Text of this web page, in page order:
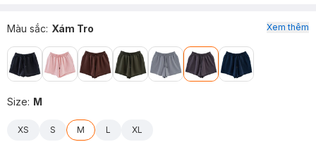
Màu sắc: Xám Tro
Size: M
XS S M L XL
Xem thêm